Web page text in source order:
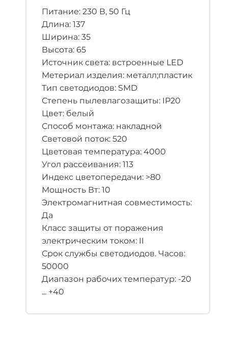
Питание: 230 В, 50 Гц
Длина: 137
Ширина: 35
Высота: 65
Источник света: встроенные LED
Метериал изделия: металл;пластик
Тип светодиодов: SMD
Степень пылевлагозащиты: IP20
Цвет: белый
Способ монтажа: накладной
Световой поток: 520
Цветовая температура: 4000
Угол рассеивания: 113
Индекс цветопередачи: >80
Мощность Вт: 10
Электромагнитная совместимость:
Да
Класс защиты от поражения
электрическим током: II
Срок службы светодиодов. Часов:
50000
Диапазон рабочих температур: -20
... +40